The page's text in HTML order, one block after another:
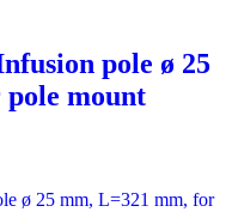
pole ø 25
mount